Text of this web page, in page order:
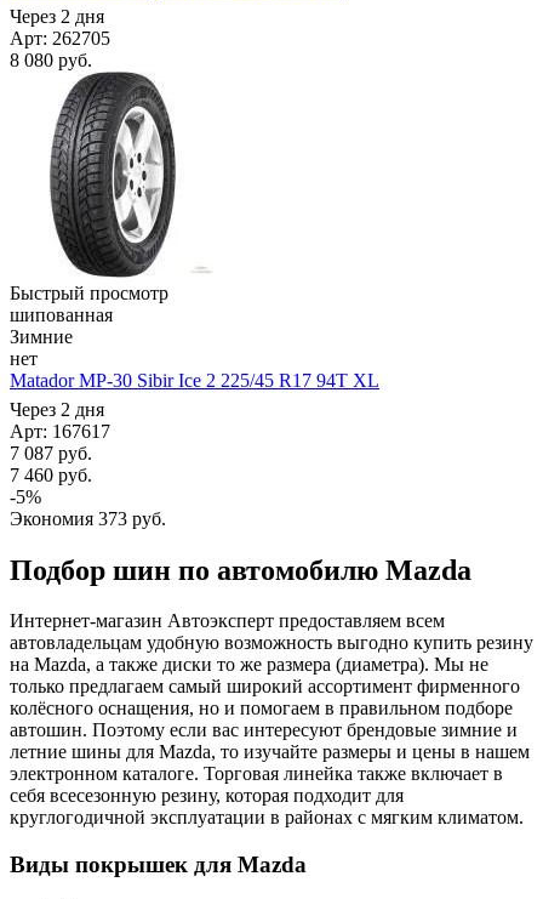
Через 2 дня
Арт: 262705
8 080 руб.
Быстрый просмотр
шипованная
Зимние
нет
Matador MP-30 Sibir Ice 2 225/45 R17 94T XL
Через 2 дня
Арт: 167617
7 087 руб.
7 460 руб.
-5%
Экономия 373 руб.
Подбор шин по автомобилю Mazda
Интернет-магазин Автоэксперт предоставляем всем
автовладельцам удобную возможность выгодно купить резину
на Mazda, а также диски то же размера (диаметра). Мы не
только предлагаем самый широкий ассортимент фирменного
колёсного оснащения, но и помогаем в правильном подборе
автошин. Поэтому если вас интересуют брендовые зимние и
летние шины для Mazda, то изучайте размеры и цены в нашем
электронном каталоге. Торговая линейка также включает в
себя всесезонную резину, которая подходит для
круглогодичной эксплуатации в районах с мягким климатом.
Виды покрышек для Mazda